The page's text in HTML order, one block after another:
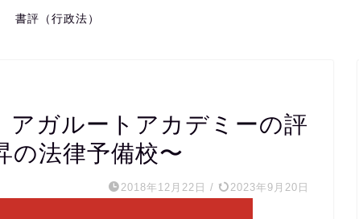
書評（行政法）
アガルートアカデミーの評
の法律予備校〜
2018年12月22日 / 2023年9月20日